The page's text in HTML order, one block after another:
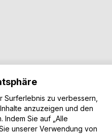
Surferlebnis zu verbessern,
anzuzeigen und den
Indem Sie auf „Alle
unserer Verwendung von